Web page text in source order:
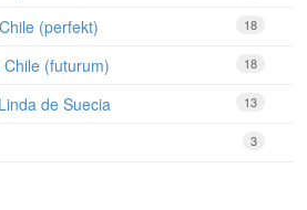
18
(perfekt)
18
(futurum)
13
de Suecia
3